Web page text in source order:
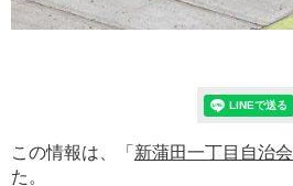
この情報は、「 新蒲田一丁目自治会
た。